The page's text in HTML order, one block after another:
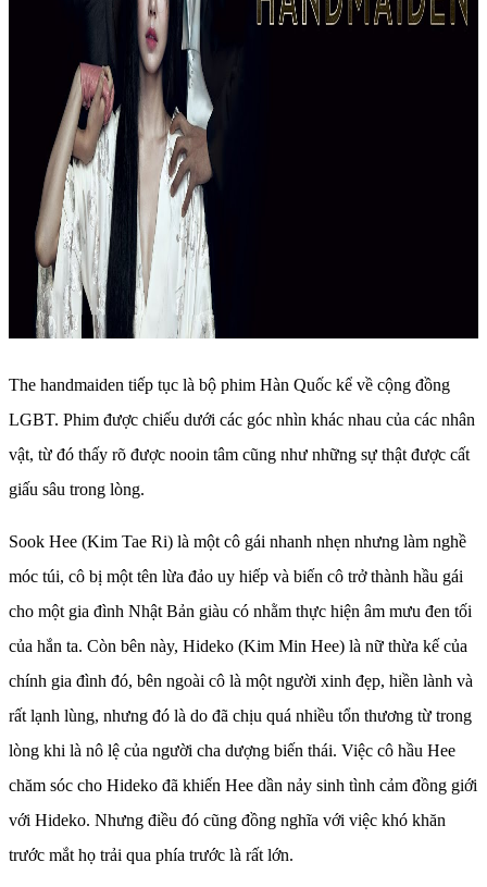
The handmaiden tiếp tục là bộ phim Hàn Quốc kể về cộng đồng
LGBT. Phim được chiếu dưới các góc nhìn khác nhau của các nhân
vật, từ đó thấy rõ được nooin tâm cũng như những sự thật được cất
giấu sâu trong lòng.
Sook Hee (Kim Tae Ri) là một cô gái nhanh nhẹn nhưng làm nghề
móc túi, cô bị một tên lừa đảo uy hiếp và biến cô trở thành hầu gái
cho một gia đình Nhật Bản giàu có nhằm thực hiện âm mưu đen tối
của hắn ta. Còn bên này, Hideko (Kim Min Hee) là nữ thừa kế của
chính gia đình đó, bên ngoài cô là một người xinh đẹp, hiền lành và
rất lạnh lùng, nhưng đó là do đã chịu quá nhiều tổn thương từ trong
lòng khi là nô lệ của người cha dượng biến thái. Việc cô hầu Hee
chăm sóc cho Hideko đã khiến Hee dần nảy sinh tình cảm đồng giới
với Hideko. Nhưng điều đó cũng đồng nghĩa với việc khó khăn
trước mắt họ trải qua phía trước là rất lớn.